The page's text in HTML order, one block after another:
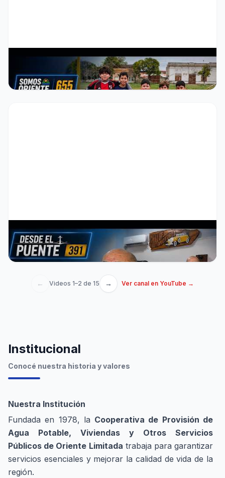
SOMOS ORIENTE 655
▶ Ver video →
DESDE EL PUENTE 391
▶ Ver video →
← Videos 1–2 de 15 → Ver canal en YouTube →
Institucional
Conocé nuestra historia y valores
Nuestra Institución
Fundada en 1978, la Cooperativa de Provisión de
Agua Potable, Viviendas y Otros Servicios
Públicos de Oriente Limitada trabaja para garantizar
servicios esenciales y mejorar la calidad de vida de la
región.